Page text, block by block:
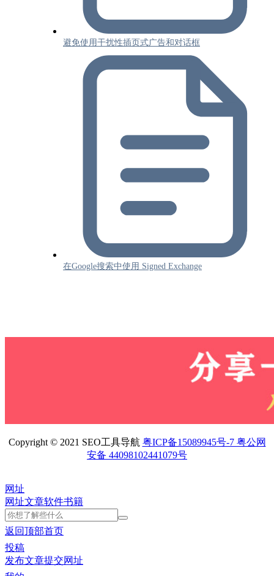
避免使用干扰性插页式广告和对话框
在Google搜索中使用 Signed Exchange
Copyright © 2021 SEO工具导航 粤ICP备15089945号-7 粤公网
安备 44098102441079号
网址
网址文章软件书籍
返回顶部首页
投稿
发布文章提交网址